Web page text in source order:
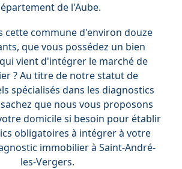
de l'Aube.
cette commune d'environ douze
que vous possédez un bien
vient d'intégrer le marché de
? Au titre de notre statut de
spécialisés dans les diagnostics
que nous vous proposons
domicile si besoin pour établir
obligatoires à intégrer à votre
immobilier à Saint-André-
les-Vergers.